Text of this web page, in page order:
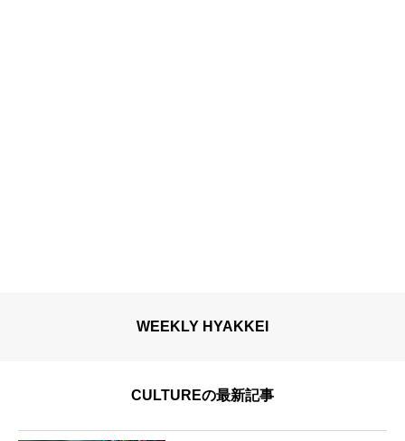
WEEKLY HYAKKEI
CULTUREの最新記事